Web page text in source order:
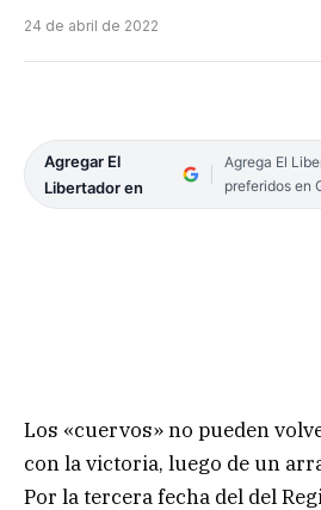
24 de abril de 2022
Agregar El
Libertador en
Agrega El
preferidos en
Los «cuervos» no pueden
con la victoria, luego de un
Por la tercera fecha del del